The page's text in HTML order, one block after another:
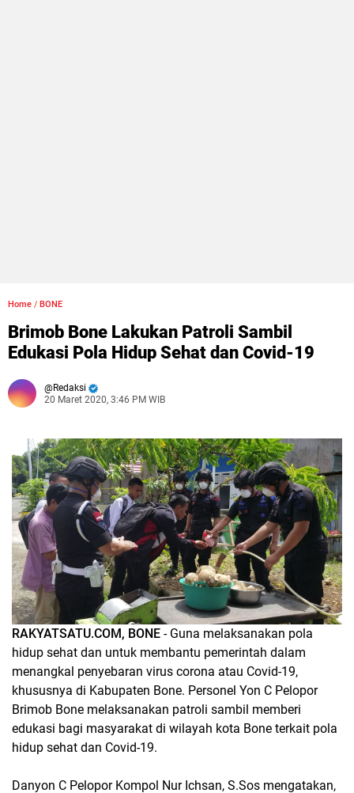
Home / BONE
Brimob Bone Lakukan Patroli Sambil
Edukasi Pola Hidup Sehat dan Covid-19
Redaksi
20 Maret 2020, 3:46 PM WIB
RAKYATSATU.COM, BONE - Guna melaksanakan pola
hidup sehat dan untuk membantu pemerintah dalam
menangkal penyebaran virus corona atau Covid-19,
khususnya di Kabupaten Bone. Personel Yon C Pelopor
Brimob Bone melaksanakan patroli sambil memberi
edukasi bagi masyarakat di wilayah kota Bone terkait pola
hidup sehat dan Covid-19.
Danyon C Pelopor Kompol Nur Ichsan, S.Sos mengatakan,